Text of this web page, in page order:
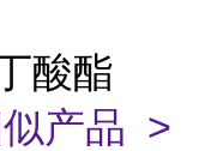
酸酯
产品 >